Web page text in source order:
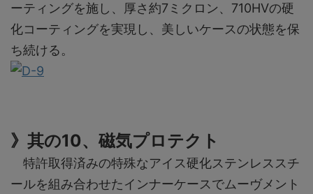
ーティングを施し、厚さ約7ミクロン、710HVの硬
化コーティングを実現し、美しいケースの状態を保
ち続ける。
》其の10、磁気プロテクト
特許取得済みの特殊なアイス硬化ステンレススチ
ールを組み合わせたインナーケースでムーヴメント